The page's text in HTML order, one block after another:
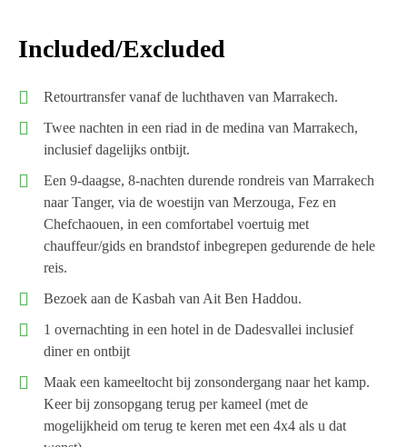
Included/Excluded
Retourtransfer vanaf de luchthaven van Marrakech.
Twee nachten in een riad in de medina van Marrakech,
inclusief dagelijks ontbijt.
Een 9-daagse, 8-nachten durende rondreis van Marrakech
naar Tanger, via de woestijn van Merzouga, Fez en
Chefchaouen, in een comfortabel voertuig met
chauffeur/gids en brandstof inbegrepen gedurende de hele
reis.
Bezoek aan de Kasbah van Ait Ben Haddou.
1 overnachting in een hotel in de Dadesvallei inclusief
diner en ontbijt
Maak een kameeltocht bij zonsondergang naar het kamp.
Keer bij zonsopgang terug per kameel (met de
mogelijkheid om terug te keren met een 4x4 als u dat